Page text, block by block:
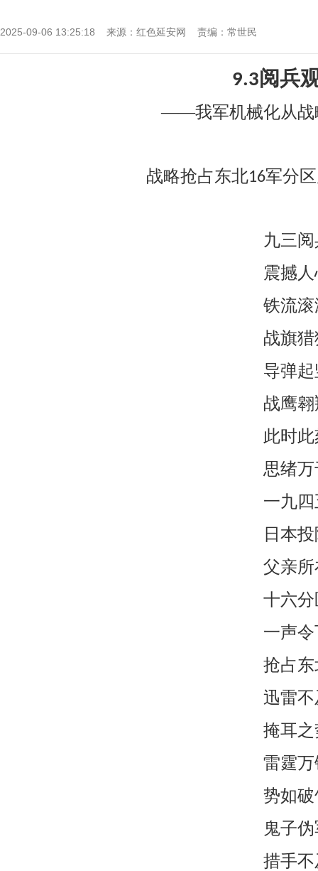
2025-09-06 13:25:18 来源：红色延安网 责编：常世民
9.3阅兵
——我军机械化从战
战略抢占东北16军分
九三阅
震撼人
铁流滚
战旗猎
导弹起
战鹰翱
此时此
思绪万
一九四
日本
父亲所
十六分
一声令
抢占东
迅雷不
掩耳之
雷霆万
势如破
鬼子
措手不